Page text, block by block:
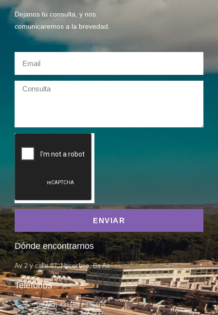
Dejanos tu consulta, y nos
comunicaremos a la brevedad.
ENVIAR
Dónde encontrarnos
Av 2 y calle 87, Necochea, Bs As
Teléfonos
(02262) 431153 / 425665